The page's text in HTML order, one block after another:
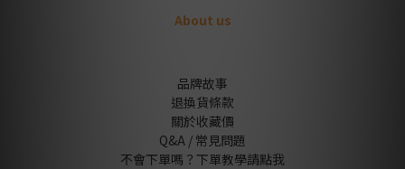
About us
品牌故事
退換貨條款
關於收藏價
Q&A / 常見問題
不會下單嗎？下單教學請點我